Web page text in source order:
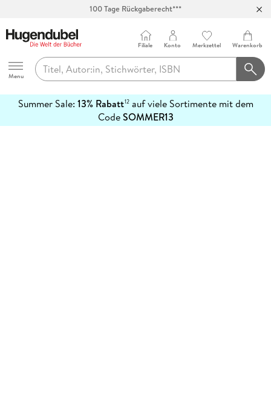
100 Tage Rückgaberecht***
Hugendubel
Menu
Filiale Konto Merkzettel Warenkorb
Summer Sale: 13% Rabatt12auf viele Sortimente mit dem
CodeSOMMER13
erfahren